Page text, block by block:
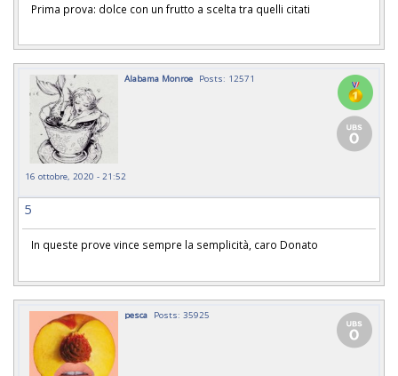
Prima prova: dolce con un frutto a scelta tra quelli citati
Alabama Monroe Posts: 12571
16 ottobre, 2020 - 21:52
5
In queste prove vince sempre la semplicità, caro Donato
pesca Posts: 35925